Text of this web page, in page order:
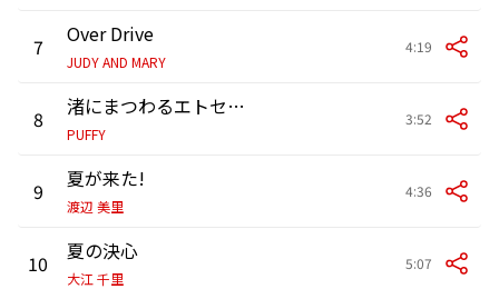
7 Over Drive
JUDY AND MARY
4:19
8 渚にまつわるエトセトラ
PUFFY
3:52
9 夏が来た!
渡辺 美里
4:36
10 夏の決心
大江 千里
5:07